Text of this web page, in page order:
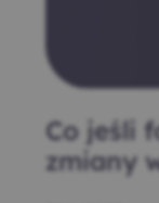
Co jeśli
zmiany